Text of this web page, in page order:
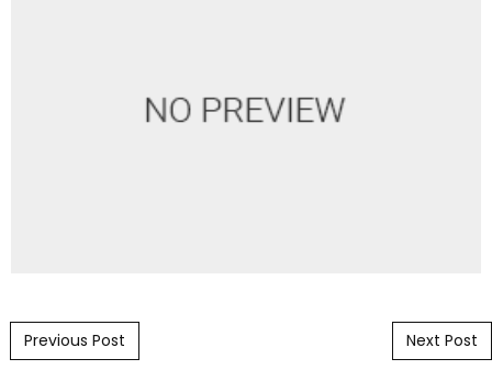
Post navigation
Previous Post Next Post